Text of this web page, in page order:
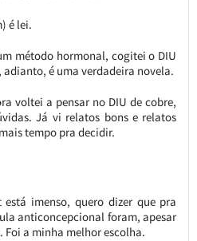
é lei.
método hormonal, cogitei o DIU
adianto, é uma verdadeira novela.
voltei a pensar no DIU de cobre,
Já vi relatos bons e relatos
tempo pra decidir.
imenso, quero dizer que pra
anticoncepcional foram, apesar
a minha melhor escolha.